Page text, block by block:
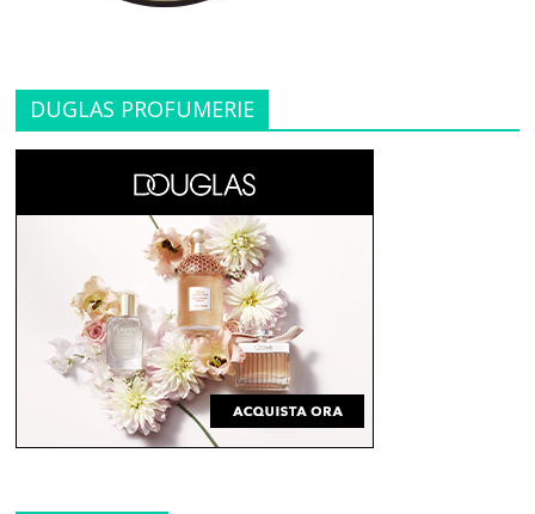
DUGLAS PROFUMERIE